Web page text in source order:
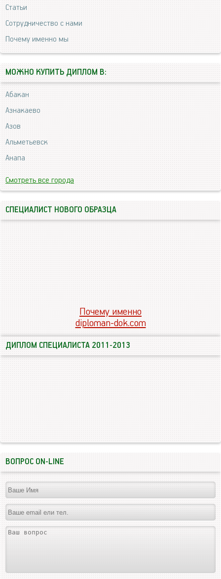
Статьи
Сотрудничество с нами
Почему именно мы
МОЖНО КУПИТЬ ДИПЛОМ В:
Абакан
Азнакаево
Азов
Альметьевск
Анапа
Смотреть все города
СПЕЦИАЛИСТ НОВОГО ОБРАЗЦА
Почему именно
diploman-dok.com
ДИПЛОМ СПЕЦИАЛИСТА 2011-2013
ВОПРОС ON-LINE